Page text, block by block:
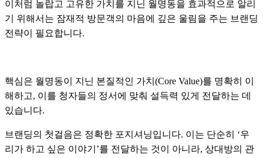
이처럼 놀랍고 고유한 가치를 지닌 월명동을 효과적으로 알리
기 위해서는 잠재적 방문객의 마음에 깊은 울림을 주는 브랜딩
전략이 필요합니다.
핵심은 월명동이 지닌 본질적인 가치(Core Value)를 명확히 이
해하고, 이를 청자들의 정서에 맞춰 설득력 있게 전달하는 데
있습니다.
브랜딩의 첫걸음은 정확한 포지셔닝입니다. 이는 단순히 ‘우
리가 하고 싶은 이야기’를 전달하는 것이 아니라, 상대방의 관